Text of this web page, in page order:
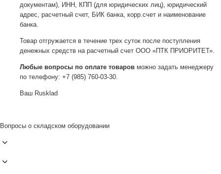
документам), ИНН, КПП (для юридических лиц), юридический
адрес, расчетный счет, БИК банка, корр.счет и наименование
банка.
Товар отгружается в течение трех суток после поступления
денежных средств на расчетный счет ООО «ПТК ПРИОРИТЕТ».
Любые вопросы по оплате товаров можно задать менеджеру
по телефону: +7 (985) 760-03-30.
Ваш Rusklad
Вопросы о складском оборудовании